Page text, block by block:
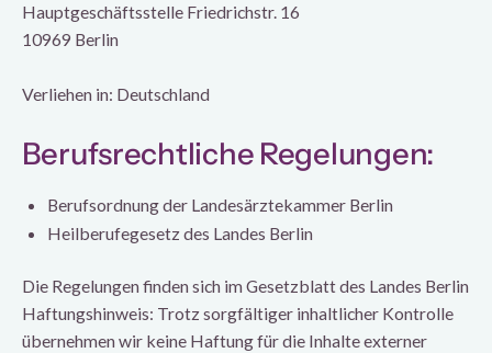
Hauptgeschäftsstelle Friedrichstr. 16
10969 Berlin
Verliehen in: Deutschland
Berufsrechtliche Regelungen:
Berufsordnung der Landesärztekammer Berlin
Heilberufegesetz des Landes Berlin
Die Regelungen finden sich im Gesetzblatt des Landes Berlin
Haftungshinweis: Trotz sorgfältiger inhaltlicher Kontrolle
übernehmen wir keine Haftung für die Inhalte externer